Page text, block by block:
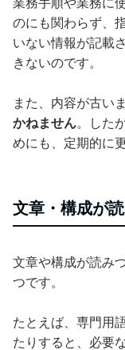
のにも関わらず、
いない情報が記載
きないのです。
また、内容が古い
かねません。した
めにも、定期的に
文章・構成が
文章や構成が読み
つです。
たとえば、専門用
たりすると、必要